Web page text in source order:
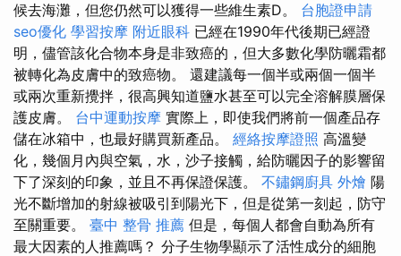
候去海灘，但您仍然可以獲得一些維生素D。 台胞證申請
seo優化 學習按摩 附近眼科 已經在1990年代後期已經證
明，儘管該化合物本身是非致癌的，但大多數化學防曬霜都
被轉化為皮膚中的致癌物。 還建議每一個半或兩個一個半
或兩次重新攪拌，很高興知道鹽水甚至可以完全溶解膜層保
護皮膚。 台中運動按摩 實際上，即使我們將前一個產品存
儲在冰箱中，也最好購買新產品。 經絡按摩證照 高溫變
化，幾個月內與空氣，水，沙子接觸，給防曬因子的影響留
下了深刻的印象，並且不再保證保護。 不鏽鋼廚具 外燴 陽
光不斷增加的射線被吸引到陽光下，但是從第一刻起，防守
至關重要。 臺中 整骨 推薦 但是，每個人都會自動為所有
最大因素的人推薦嗎？ 分子生物學顯示了活性成分的細胞